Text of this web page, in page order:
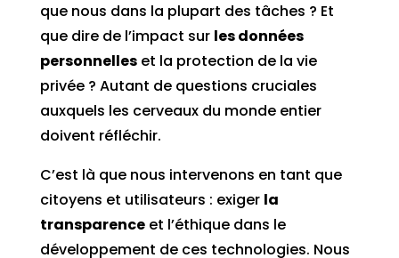
que nous dans la plupart des tâches ? Et
que dire de l’impact sur les données
personnelleset la protection de la vie
privée ? Autant de questions cruciales
auxquels les cerveaux du monde entier
doivent réfléchir.
C’est là que nous intervenons en tant que
citoyens et utilisateurs : exiger la
transparenceet l’éthique dans le
développement de ces technologies. Nous